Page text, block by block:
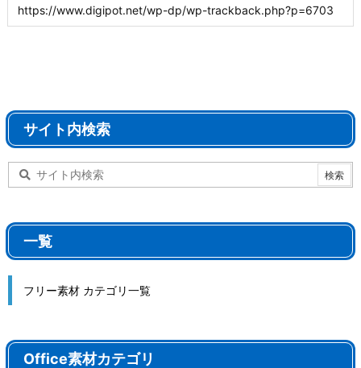
サイト内検索
一覧
フリー素材 カテゴリ一覧
Office素材カテゴリ